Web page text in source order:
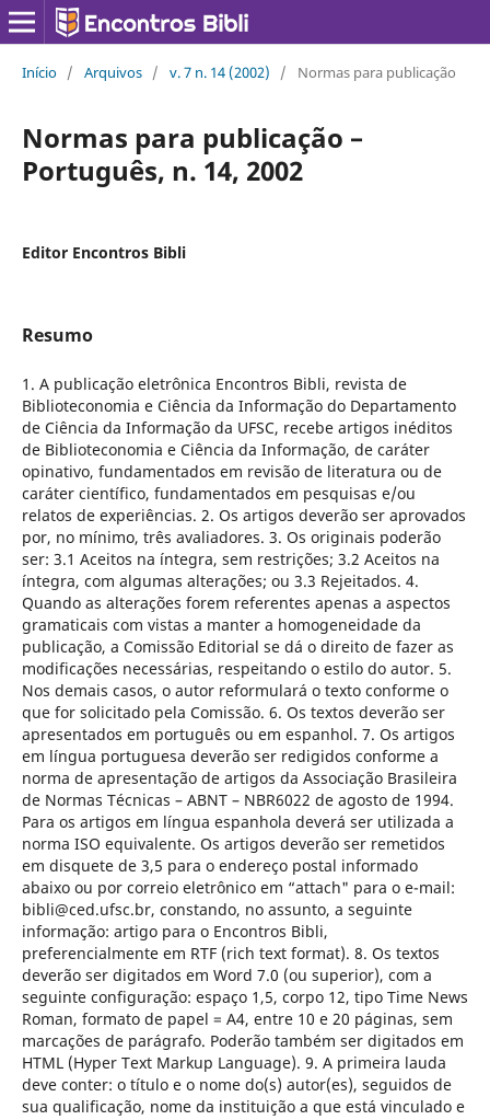
Início / Arquivos / v. 7 n. 14 (2002) / Normas para publicação
Normas para publicação –
Português, n. 14, 2002
Editor Encontros Bibli
Resumo
1. A publicação eletrônica Encontros Bibli, revista de
Biblioteconomia e Ciência da Informação do Departamento
de Ciência da Informação da UFSC, recebe artigos inéditos
de Biblioteconomia e Ciência da Informação, de caráter
opinativo, fundamentados em revisão de literatura ou de
caráter científico, fundamentados em pesquisas e/ou
relatos de experiências. 2. Os artigos deverão ser aprovados
por, no mínimo, três avaliadores. 3. Os originais poderão
ser: 3.1 Aceitos na íntegra, sem restrições; 3.2 Aceitos na
íntegra, com algumas alterações; ou 3.3 Rejeitados. 4.
Quando as alterações forem referentes apenas a aspectos
gramaticais com vistas a manter a homogeneidade da
publicação, a Comissão Editorial se dá o direito de fazer as
modificações necessárias, respeitando o estilo do autor. 5.
Nos demais casos, o autor reformulará o texto conforme o
que for solicitado pela Comissão. 6. Os textos deverão ser
apresentados em português ou em espanhol. 7. Os artigos
em língua portuguesa deverão ser redigidos conforme a
norma de apresentação de artigos da Associação Brasileira
de Normas Técnicas – ABNT – NBR6022 de agosto de 1994.
Para os artigos em língua espanhola deverá ser utilizada a
norma ISO equivalente. Os artigos deverão ser remetidos
em disquete de 3,5 para o endereço postal informado
abaixo ou por correio eletrônico em “attach" para o e-mail:
bibli@ced.ufsc.br, constando, no assunto, a seguinte
informação: artigo para o Encontros Bibli,
preferencialmente em RTF (rich text format). 8. Os textos
deverão ser digitados em Word 7.0 (ou superior), com a
seguinte configuração: espaço 1,5, corpo 12, tipo Time News
Roman, formato de papel = A4, entre 10 e 20 páginas, sem
marcações de parágrafo. Poderão também ser digitados em
HTML (Hyper Text Markup Language). 9. A primeira lauda
deve conter: o título e o nome do(s) autor(es), seguidos de
sua qualificação, nome da instituição a que está vinculado e